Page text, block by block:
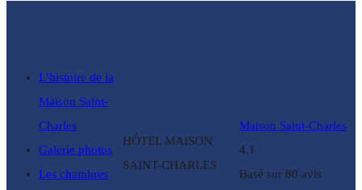
L’histoire de la
Maison Saint-
Charles
Galerie photos
Les chambres
HÔTEL MAISON
SAINT-CHARLES
Maison Saint-Charles
4.1
Basé sur 80 avis